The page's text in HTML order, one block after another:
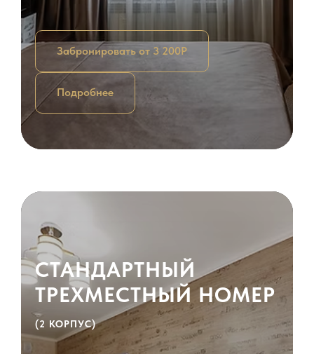
Забронировать от 3 200Р
Подробнее
СТАНДАРТНЫЙ
ТРЕХМЕСТНЫЙ НОМЕР
(2 КОРПУС)